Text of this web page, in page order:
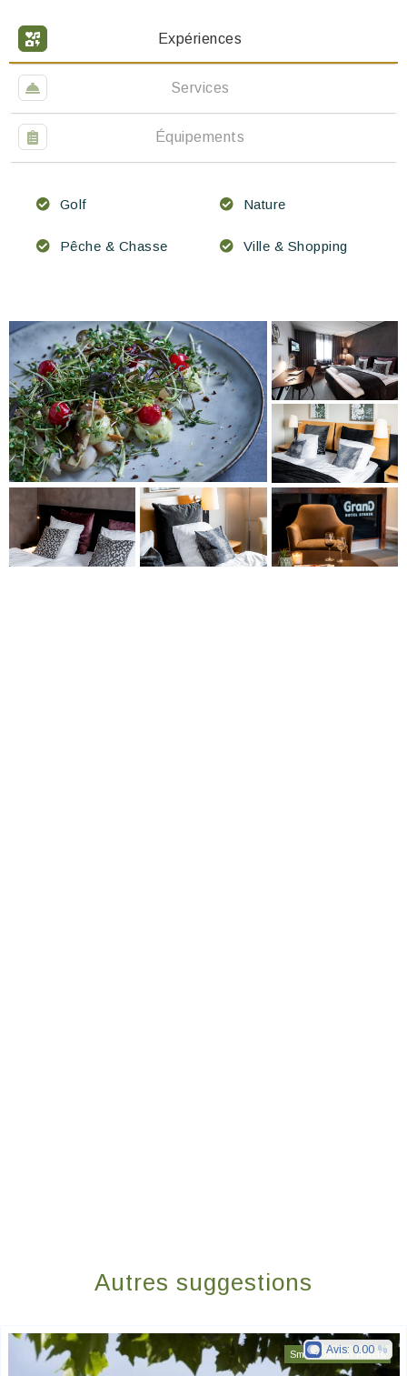
Expériences
Services
Équipements
Golf Nature
Pêche & Chasse Ville & Shopping
Autres suggestions
Small Danish Hotels
Avis: 0.00